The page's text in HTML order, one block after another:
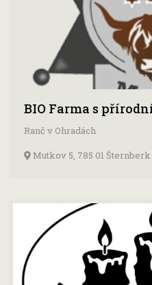
BIO Farma s
Ranč v Ohradách
Mutkov 5, 785 01 Šternberk